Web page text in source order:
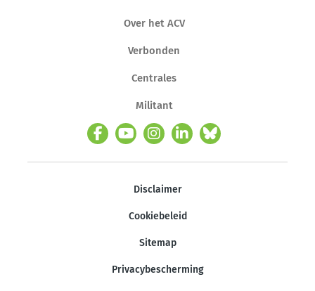
Over het ACV
Verbonden
Centrales
Militant
Disclaimer
Cookiebeleid
Sitemap
Privacybescherming